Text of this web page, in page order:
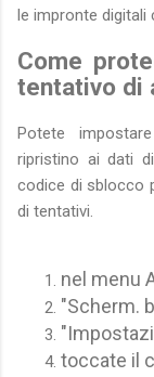
le impronte
Come
tentativo di
Potete
ripristino ai dati
codice di sblocco
di tentativi.
nel menu
"Scherm.
toccate il